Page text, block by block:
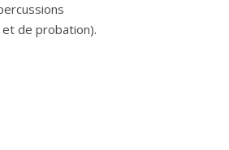
et de probation).